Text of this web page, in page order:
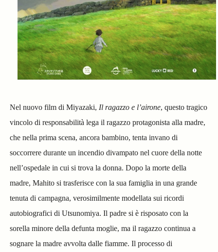
Nel nuovo film di Miyazaki, Il ragazzo e l’airone, questo tragico
vincolo di responsabilità lega il ragazzo protagonista alla madre,
che nella prima scena, ancora bambino, tenta invano di
soccorrere durante un incendio divampato nel cuore della notte
nell’ospedale in cui si trova la donna. Dopo la morte della
madre, Mahito si trasferisce con la sua famiglia in una grande
tenuta di campagna, verosimilmente modellata sui ricordi
autobiografici di Utsunomiya. Il padre si è risposato con la
sorella minore della defunta moglie, ma il ragazzo continua a
sognare la madre avvolta dalle fiamme. Il processo di